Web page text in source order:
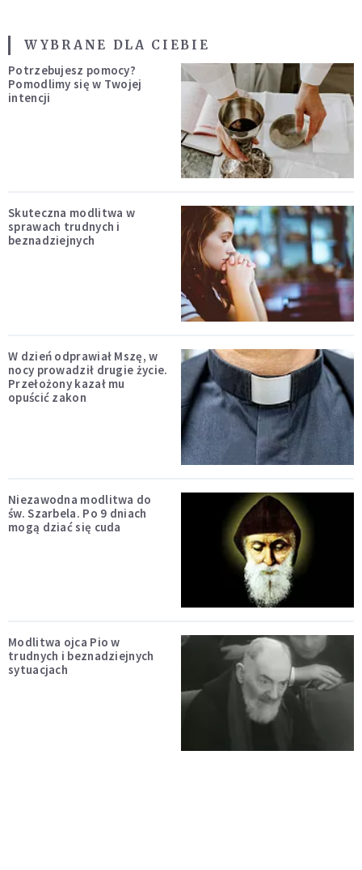
WYBRANE DLA CIEBIE
Potrzebujesz pomocy?
Pomodlimy się w Twojej
intencji
Skuteczna modlitwa w
sprawach trudnych i
beznadziejnych
W dzień odprawiał Mszę, w
nocy prowadził drugie życie.
Przełożony kazał mu
opuścić zakon
Niezawodna modlitwa do
św. Szarbela. Po 9 dniach
mogą dziać się cuda
Modlitwa ojca Pio w
trudnych i beznadziejnych
sytuacjach